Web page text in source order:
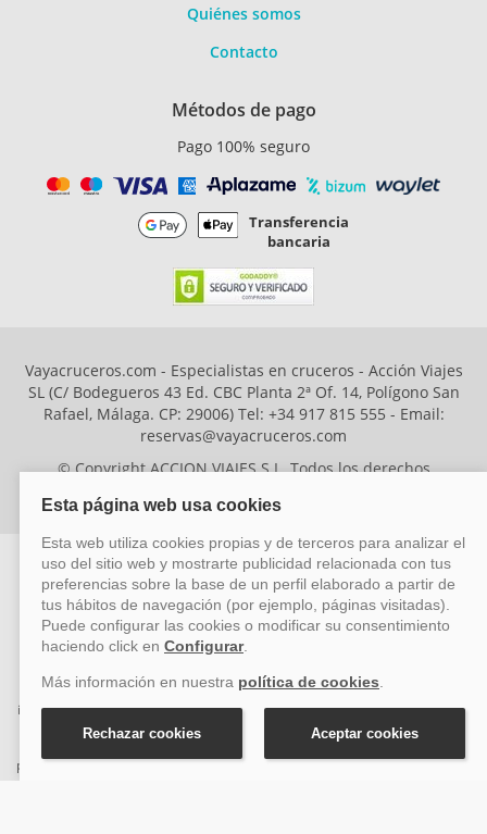
Quiénes somos
Contacto
Métodos de pago
Pago 100% seguro
Transferencia
bancaria
Vayacruceros.com - Especialistas en cruceros - Acción Viajes
SL (C/ Bodegueros 43 Ed. CBC Planta 2ª Of. 14, Polígono San
Rafael, Málaga. CP: 29006) Tel: +34 917 815 555 - Email:
reservas@vayacruceros.com
© Copyright ACCION VIAJES S.L. Todos los derechos
ACCION VIAJES SL ha sido beneficiaria del Fondo Europeo de Desarrollo
Regional (FEDER), cuyo objetivo es mejorar la competitividad de las pymes
mediante el impulso de la innovación, el desarrollo tecnológico, la
investigación de calidad y el uso seguro y fiable del ciberespacio. Gracias a
esta financiación, la empresa ha puesto en marcha un Plan de Acción
durante el año 2026 para reforzar su competitividad empresarial,
promoviendo la innovación y la ciberseguridad. Para ello, ha contado con el